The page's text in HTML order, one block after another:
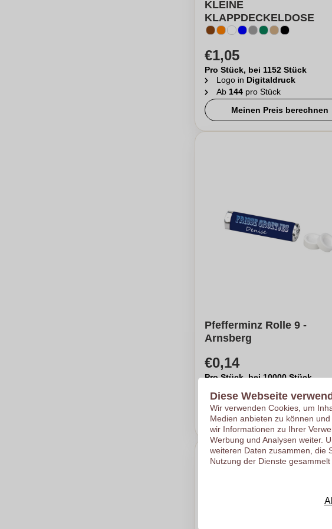
KLEINE
KLAPPDECKELDOSE
€1,05
Pro Stück, bei 1152 Stück
Logo in Digitaldruck
Ab 144 pro Stück
Meinen Preis berechnen
Pfefferminz Rolle 9 -
Arnsberg
€0,14
Pro Stück, bei 10000 Stück
Ab2500pro Stück
Meinen Preis berechnen
Diese Webseite
Wir verwenden Cookies, um
Medien anbieten zu können
wir Informationen zu Ihrer
Werbung und Analysen weiter.
weiteren Daten zusammen, die
Nutzung der Dienste gesammelt